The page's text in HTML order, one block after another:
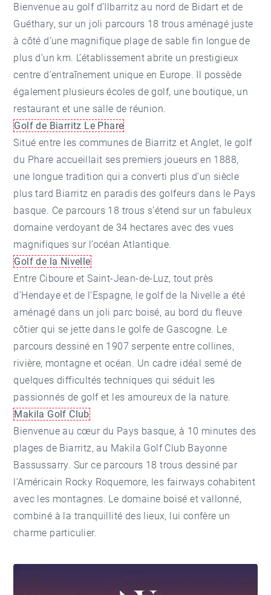
Bienvenue au golf d’Ilbarritz au nord de Bidart et de
Guéthary, sur un joli parcours 18 trous aménagé juste
à côté d’une magnifique plage de sable fin longue de
plus d’un km. L’établissement abrite un prestigieux
centre d’entraînement unique en Europe. Il possède
également plusieurs écoles de golf, une boutique, un
restaurant et une salle de réunion.
Golf de Biarritz Le Phare
Situé entre les communes de Biarritz et Anglet, le golf
du Phare accueillait ses premiers joueurs en 1888,
une longue tradition qui a converti plus d’un siècle
plus tard Biarritz en paradis des golfeurs dans le Pays
basque. Ce parcours 18 trous s’étend sur un fabuleux
domaine verdoyant de 34 hectares avec des vues
magnifiques sur l’océan Atlantique.
Golf de la Nivelle
Entre Ciboure et Saint-Jean-de-Luz, tout près
d’Hendaye et de l’Espagne, le golf de la Nivelle a été
aménagé dans un joli parc boisé, au bord du fleuve
côtier qui se jette dans le golfe de Gascogne. Le
parcours dessiné en 1907 serpente entre collines,
rivière, montagne et océan. Un cadre idéal semé de
quelques difficultés techniques qui séduit les
passionnés de golf et les amoureux de la nature.
Makila Golf Club
Bienvenue au cœur du Pays basque, à 10 minutes des
plages de Biarritz, au Makila Golf Club Bayonne
Bassussarry. Sur ce parcours 18 trous dessiné par
l’Américain Rocky Roquemore, les fairways cohabitent
avec les montagnes. Le domaine boisé et vallonné,
combiné à la tranquillité des lieux, lui confère un
charme particulier.